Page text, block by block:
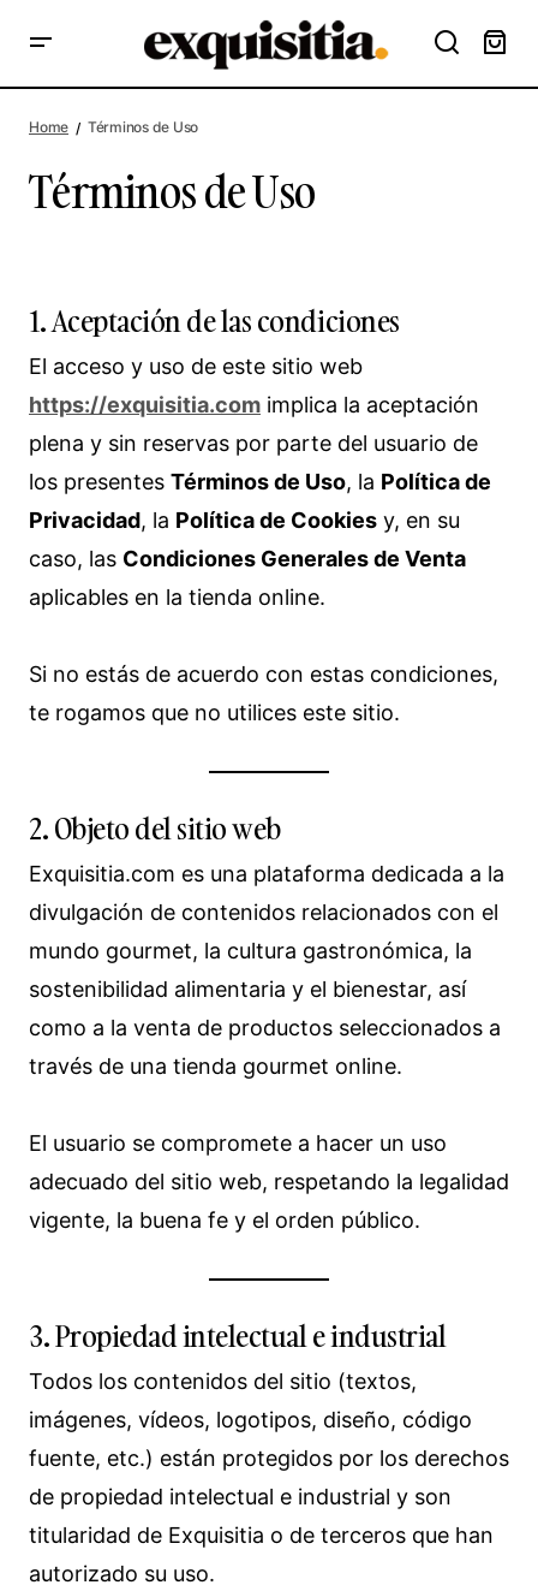
Home Términos de Uso
Términos de Uso
1. Aceptación de las condiciones
El acceso y uso de este sitio web
https://exquisitia.com implica la aceptación
plena y sin reservas por parte del usuario de
los presentes Términos de Uso, la Política de
Privacidad, la Política de Cookies y, en su
caso, las Condiciones Generales de Venta
aplicables en la tienda online.
Si no estás de acuerdo con estas condiciones,
te rogamos que no utilices este sitio.
2. Objeto del sitio web
Exquisitia.com es una plataforma dedicada a la
divulgación de contenidos relacionados con el
mundo gourmet, la cultura gastronómica, la
sostenibilidad alimentaria y el bienestar, así
como a la venta de productos seleccionados a
través de una tienda gourmet online.
El usuario se compromete a hacer un uso
adecuado del sitio web, respetando la legalidad
vigente, la buena fe y el orden público.
3. Propiedad intelectual e industrial
Todos los contenidos del sitio (textos,
imágenes, vídeos, logotipos, diseño, código
fuente, etc.) están protegidos por los derechos
de propiedad intelectual e industrial y son
titularidad de Exquisitia o de terceros que han
autorizado su uso.